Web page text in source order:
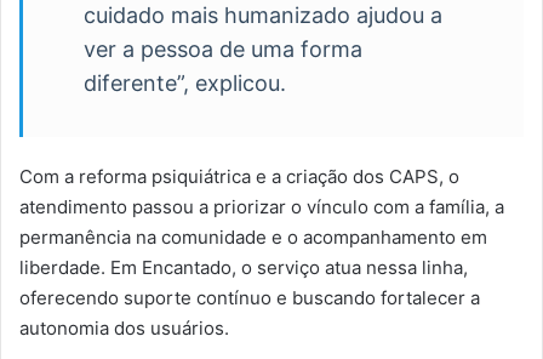
cuidado mais humanizado ajudou a
ver a pessoa de uma forma
diferente”, explicou.
Com a reforma psiquiátrica e a criação dos CAPS, o
atendimento passou a priorizar o vínculo com a família, a
permanência na comunidade e o acompanhamento em
liberdade. Em Encantado, o serviço atua nessa linha,
oferecendo suporte contínuo e buscando fortalecer a
autonomia dos usuários.